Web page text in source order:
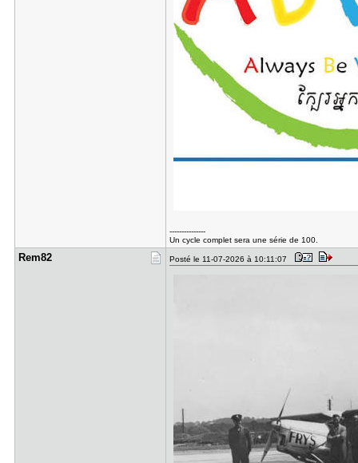
---------------
Un cycle complet sera une série de 100.
Rem82 Posté le 11-07-2026 à 10:11:07